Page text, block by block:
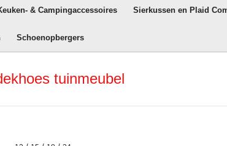
& Campingaccessoires Sierkussen en Plaid
Schoenopbergers
tuinmeubel